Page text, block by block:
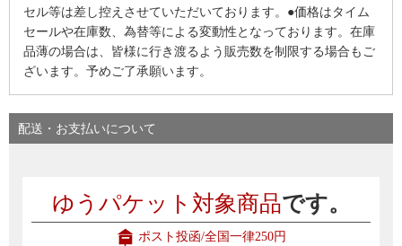
セル等は差し控えさせていただいております。●価格はタイム
セールや在庫数、為替等による変動性となっております。在庫
品薄の場合は、皆様に行き渡るよう販売数を制限する場合もご
ざいます。予めご了承願います。
配送・お支払いについて
ゆうパケット対象商品です。
ポスト投函/全国一律250円